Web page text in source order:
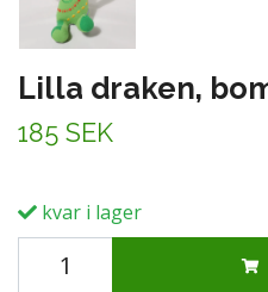
Lilla draken,
185 SEK
kvar i lager